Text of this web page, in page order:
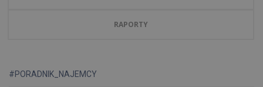
RAPORTY
#PORADNIK_NAJEMCY